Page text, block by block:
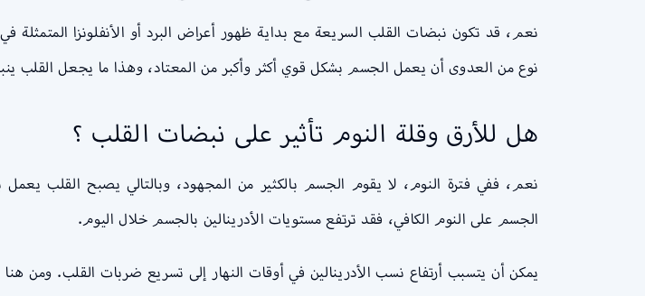
نعم، قد تكون نبضات القلب السريعة مع بداية ظهور أعراض البرد أو الأنفلونزا
نوع من العدوى أن يعمل الجسم بشكل قوي أكثر وأكبر من المعتاد، وهذا ما يجعل
هل للأرق وقلة النوم تأثير على نبضات القلب ؟
نعم، ففي فترة النوم، لا يقوم الجسم بالكثير من المجهود، وبالتالي يصبح القلب
الجسم على النوم الكافي، فقد ترتفع مستويات الأدرينالين بالجسم خلال اليوم.
يمكن أن يتسبب أرتفاع نسب الأدرينالين في أوقات النهار إلى تسريع ضربات القلب. ومن